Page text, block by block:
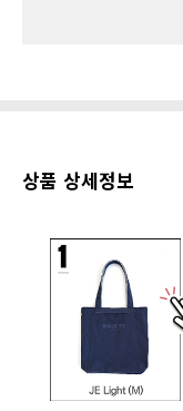
상품 상세정보